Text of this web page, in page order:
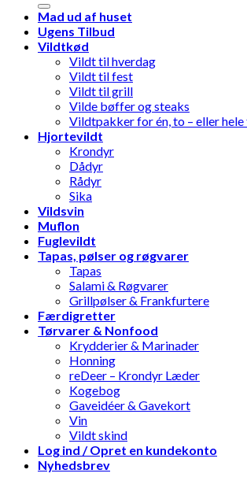
Mad ud af huset
Ugens Tilbud
Vildtkød
Vildt til hverdag
Vildt til fest
Vildt til grill
Vilde bøffer og steaks
Vildtpakker for én, to – eller
Hjortevildt
Krondyr
Dådyr
Rådyr
Sika
Vildsvin
Muflon
Fuglevildt
Tapas, pølser og røgvarer
Tapas
Salami & Røgvarer
Grillpølser & Frankfurtere
Færdigretter
Tørvarer & Nonfood
Krydderier & Marinader
Honning
reDeer – Krondyr Læder
Kogebog
Gaveidéer & Gavekort
Vin
Vildt skind
Log ind / Opret en kundekonto
Nyhedsbrev